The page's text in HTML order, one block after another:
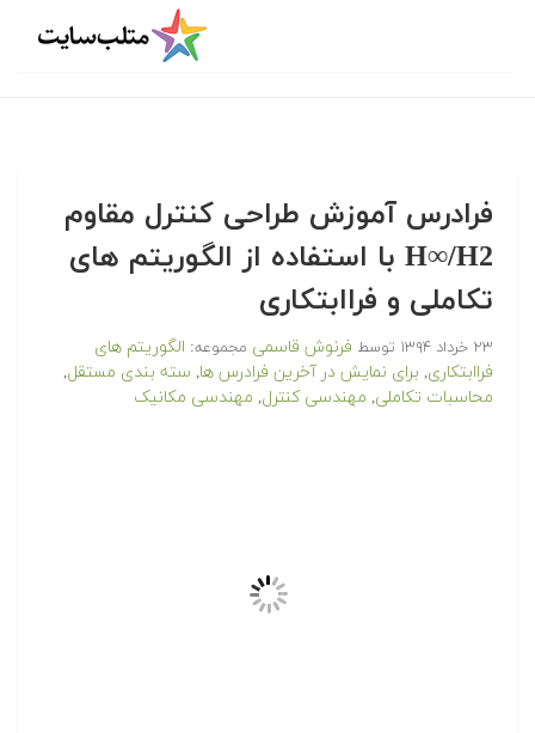
فرادرس آموزش طراحی کنترل مقاوم
H∞/H2 با استفاده از الگوریتم های
تکاملی و فراابتکاری
۲۳ خرداد ۱۳۹۴ توسط فرنوش قاسمی مجموعه: الگوریتم های
فراابتکاری, برای نمایش در آخرین فرادرس ها, سته بندی مستقل,
محاسبات تکاملی, مهندسی کنترل, مهندسی مکانیک